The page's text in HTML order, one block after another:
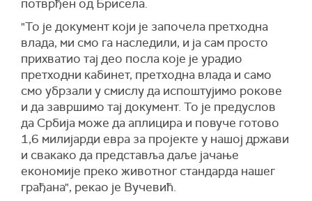
потврђен од Брисела.
"То је документ који је започела претходна
влада, ми смо га наследили, и ја сам просто
прихватио тај део посла које је урадио
претходни кабинет, претходна влада и само
смо убрзали у смислу да испоштујимо рокове
и да завршимо тај документ. То је предуслов
да Србија може да аплицира и повуче готово
1,6 милијарди евра за пројекте у нашој држави
и свакако да представља даље јачање
економије преко животног стандарда нашег
грађана", рекао је Вучевић.